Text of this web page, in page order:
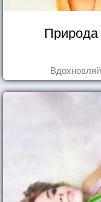
Природа